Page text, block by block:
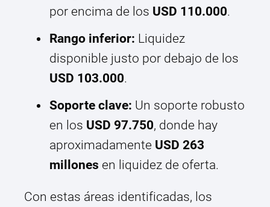
por encima de los USD 110.000.
Rango inferior: Liquidez
disponible justo por debajo de los
USD 103.000.
Soporte clave: Un soporte robusto
en los USD 97.750, donde hay
aproximadamente USD 263
millones en liquidez de oferta.
Con estas áreas identificadas, los